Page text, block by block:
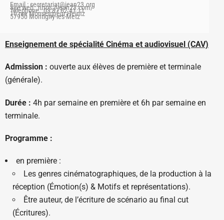
Email : secretariat@jean23.org
Site web : https://jean23.com/
Téléphone : 03 87 62 41 11
10 rue Monseigneur Heintz
57950 Montigny-les-Metz
Enseignement de spécialité Cinéma et audiovisuel (CAV)
Admission : ouverte aux élèves de première et terminale
(générale).
Durée : 4h par semaine en première et 6h par semaine en
terminale.
Programme :
en première :
Les genres cinématographiques, de la production à la
réception (Émotion(s) & Motifs et représentations).
Être auteur, de l’écriture de scénario au final cut
(Écritures).